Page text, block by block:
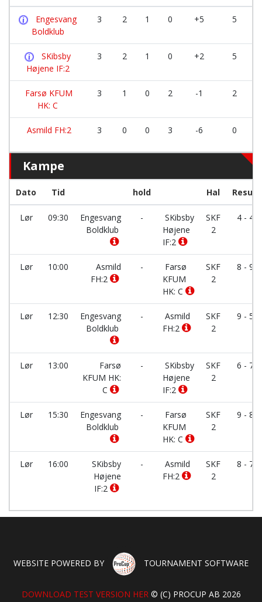
Engesvang
Boldklub
3 2 1 0 +5 5
SKibsby
Højene IF:2
3 2 1 0 +2 5
Farsø KFUM
HK: C
3 1 0 2 -1 2
Asmild FH:2 3 0 0 3 -6 0
Kampe
Dato Tid hold Hal
Lør 09:30
Engesvang
Boldklub
-
SKibsby
Højene
IF:2
SKF
2
4 - 4
Lør 10:00
Asmild
FH:2
-
Farsø
KFUM
HK: C
SKF
2
8 - 9
Lør 12:30
Engesvang
Boldklub
-
Asmild
FH:2
SKF
2
9 - 5
Lør 13:00
Farsø
KFUM HK:
C
-
SKibsby
Højene
IF:2
SKF
2
6 - 7
Lør 15:30
Engesvang
Boldklub
-
Farsø
KFUM
HK: C
SKF
2
9 - 8
Lør 16:00
SKibsby
Højene
IF:2
-
Asmild
FH:2
SKF
2
8 - 7
WEBSITE POWERED BY TOURNAMENT SOFTWARE
DOWNLOAD TEST VERSION HER© (C) PROCUP AB 2026